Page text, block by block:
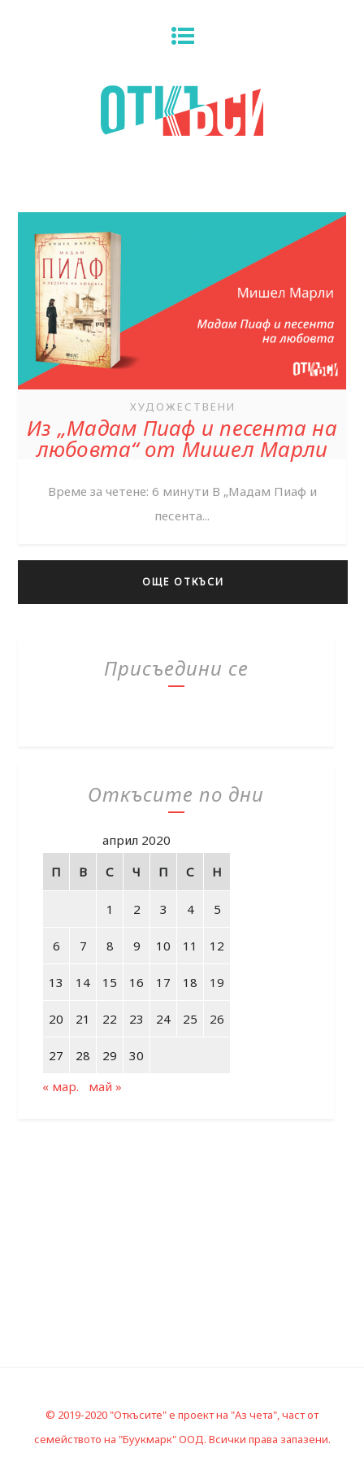
ХУДОЖЕСТВЕНИ
Из „Мадам Пиаф и песента на
любовта“ от Мишел Марли
Време за четене: 6 минути В „Мадам Пиаф и
песента...
ОЩЕ ОТКЪСИ
Присъедини се
Откъсите по дни
април 2020
П
В С Ч П С Н
1 2 3 4 5
6 7 8 9 10 11 12
13 14 15 16 17 18 19
20 21 22 23 24 25 26
27 28 29
30
« мар.
май »
© 2019-2020 "Откъсите" е проект на "Аз чета", част от
семейството на "Буукмарк" ООД. Всички права запазени.